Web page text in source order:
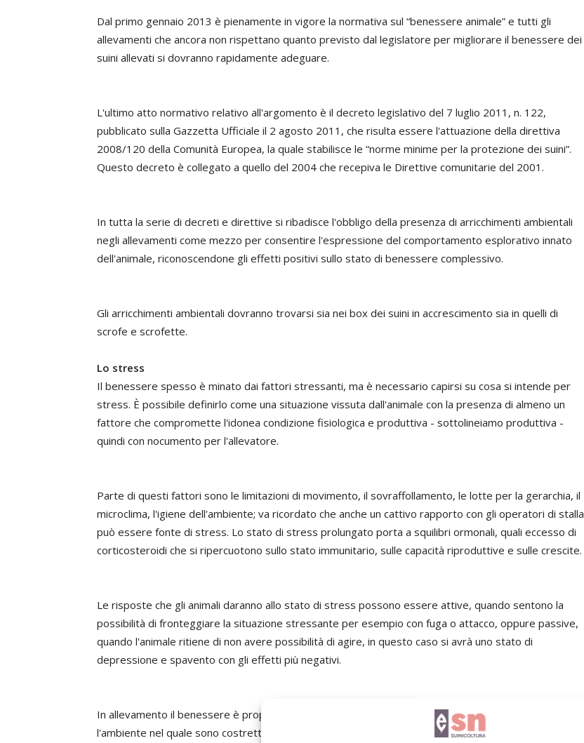
Dal primo gennaio 2013 è pienamente in vigore la normativa sul “benessere animale” e tutti gli
allevamenti che ancora non rispettano quanto previsto dal legislatore per migliorare il benessere dei
suini allevati si dovranno rapidamente adeguare.
L'ultimo atto normativo relativo all'argomento è il decreto legislativo del 7 luglio 2011, n. 122,
pubblicato sulla Gazzetta Ufficiale il 2 agosto 2011, che risulta essere l'attuazione della direttiva
2008/120 della Comunità Europea, la quale stabilisce le “norme minime per la protezione dei suini”.
Questo decreto è collegato a quello del 2004 che recepiva le Direttive comunitarie del 2001.
In tutta la serie di decreti e direttive si ribadisce l'obbligo della presenza di arricchimenti ambientali
negli allevamenti come mezzo per consentire l'espressione del comportamento esplorativo innato
dell'animale, riconoscendone gli effetti positivi sullo stato di benessere complessivo.
Gli arricchimenti ambientali dovranno trovarsi sia nei box dei suini in accrescimento sia in quelli di
scrofe e scrofette.
Lo stress
Il benessere spesso è minato dai fattori stressanti, ma è necessario capirsi su cosa si intende per
stress. È possibile definirlo come una situazione vissuta dall'animale con la presenza di almeno un
fattore che compromette l'idonea condizione fisiologica e produttiva - sottolineiamo produttiva -
quindi con nocumento per l'allevatore.
Parte di questi fattori sono le limitazioni di movimento, il sovraffollamento, le lotte per la gerarchia, il
microclima, l'igiene dell'ambiente; va ricordato che anche un cattivo rapporto con gli operatori di stalla
può essere fonte di stress. Lo stato di stress prolungato porta a squilibri ormonali, quali eccesso di
corticosteroidi che si ripercuotono sullo stato immunitario, sulle capacità riproduttive e sulle crescite.
Le risposte che gli animali daranno allo stato di stress possono essere attive, quando sentono la
possibilità di fronteggiare la situazione stressante per esempio con fuga o attacco, oppure passive,
quando l'animale ritiene di non avere possibilità di agire, in questo caso si avrà uno stato di
depressione e spavento con gli effetti più negativi.
In allevamento il benessere è proporzionale al livello di adattamento che gli animali hanno per
l'ambiente nel quale sono costretti a vivere. Se manca questo adattamento vi sarà sofferenza con